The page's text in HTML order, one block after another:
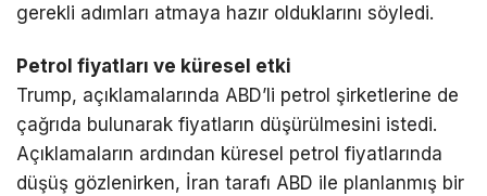
gerekli adımları atmaya hazır olduklarını söyledi.
Petrol fiyatları ve küresel etki
Trump, açıklamalarında ABD’li petrol şirketlerine de
çağrıda bulunarak fiyatların düşürülmesini istedi.
Açıklamaların ardından küresel petrol fiyatlarında
düşüş gözlenirken, İran tarafı ABD ile planlanmış bir